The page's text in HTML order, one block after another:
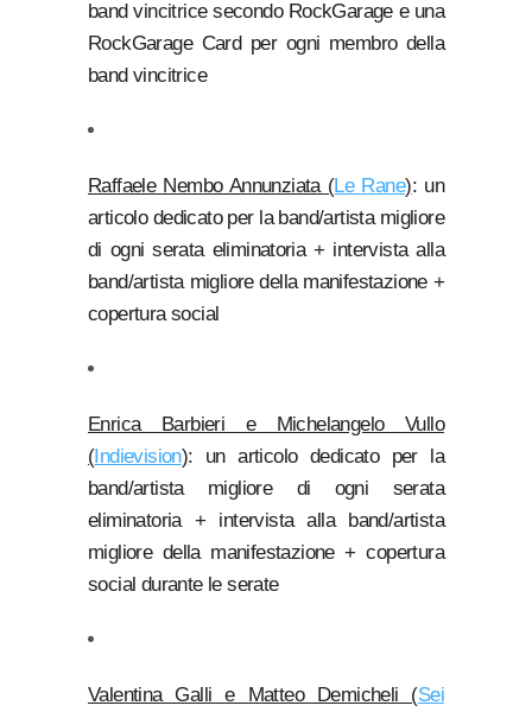
band vincitrice secondo RockGarage e una
RockGarage Card per ogni membro della
band vincitrice
Raffaele Nembo Annunziata (Le Rane): un
articolo dedicato per la band/artista migliore
di ogni serata eliminatoria + intervista alla
band/artista migliore della manifestazione +
copertura social
Enrica Barbieri e Michelangelo Vullo
(Indievision): un articolo dedicato per la
band/artista migliore di ogni serata
eliminatoria + intervista alla band/artista
migliore della manifestazione + copertura
social durante le serate
Valentina Galli e Matteo Demicheli (Sei